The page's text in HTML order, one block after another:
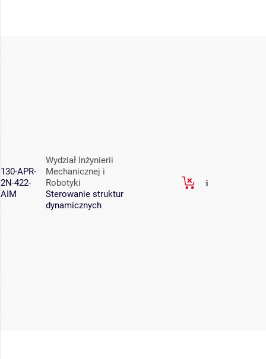
130-APR-
2N-422-
AIM
Wydział Inżynierii
Mechanicznej i
Robotyki
Sterowanie struktur
dynamicznych